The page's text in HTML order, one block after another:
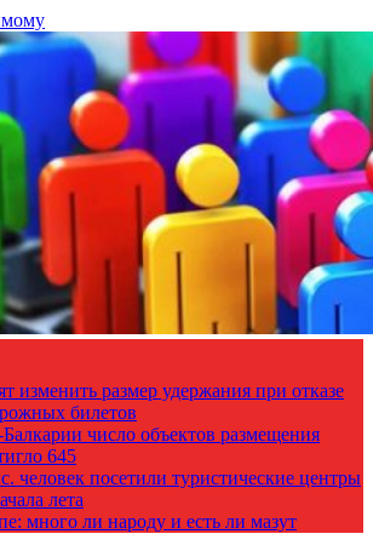
изменить размер удержания при отказе
билетов
число объектов размещения
645
человек посетили туристические центры
лета
много ли народу и есть ли мазут